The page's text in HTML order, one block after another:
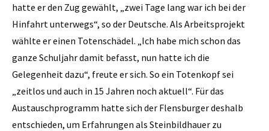
hatte er den Zug gewählt, „zwei Tage lang war ich bei der
Hinfahrt unterwegs“, so der Deutsche. Als Arbeitsprojekt
wählte er einen Totenschädel. „Ich habe mich schon das
ganze Schuljahr damit befasst, nun hatte ich die
Gelegenheit dazu“, freute er sich. So ein Totenkopf sei
„zeitlos und auch in 15 Jahren noch aktuell“. Für das
Austauschprogramm hatte sich der Flensburger deshalb
entschieden, um Erfahrungen als Steinbildhauer zu